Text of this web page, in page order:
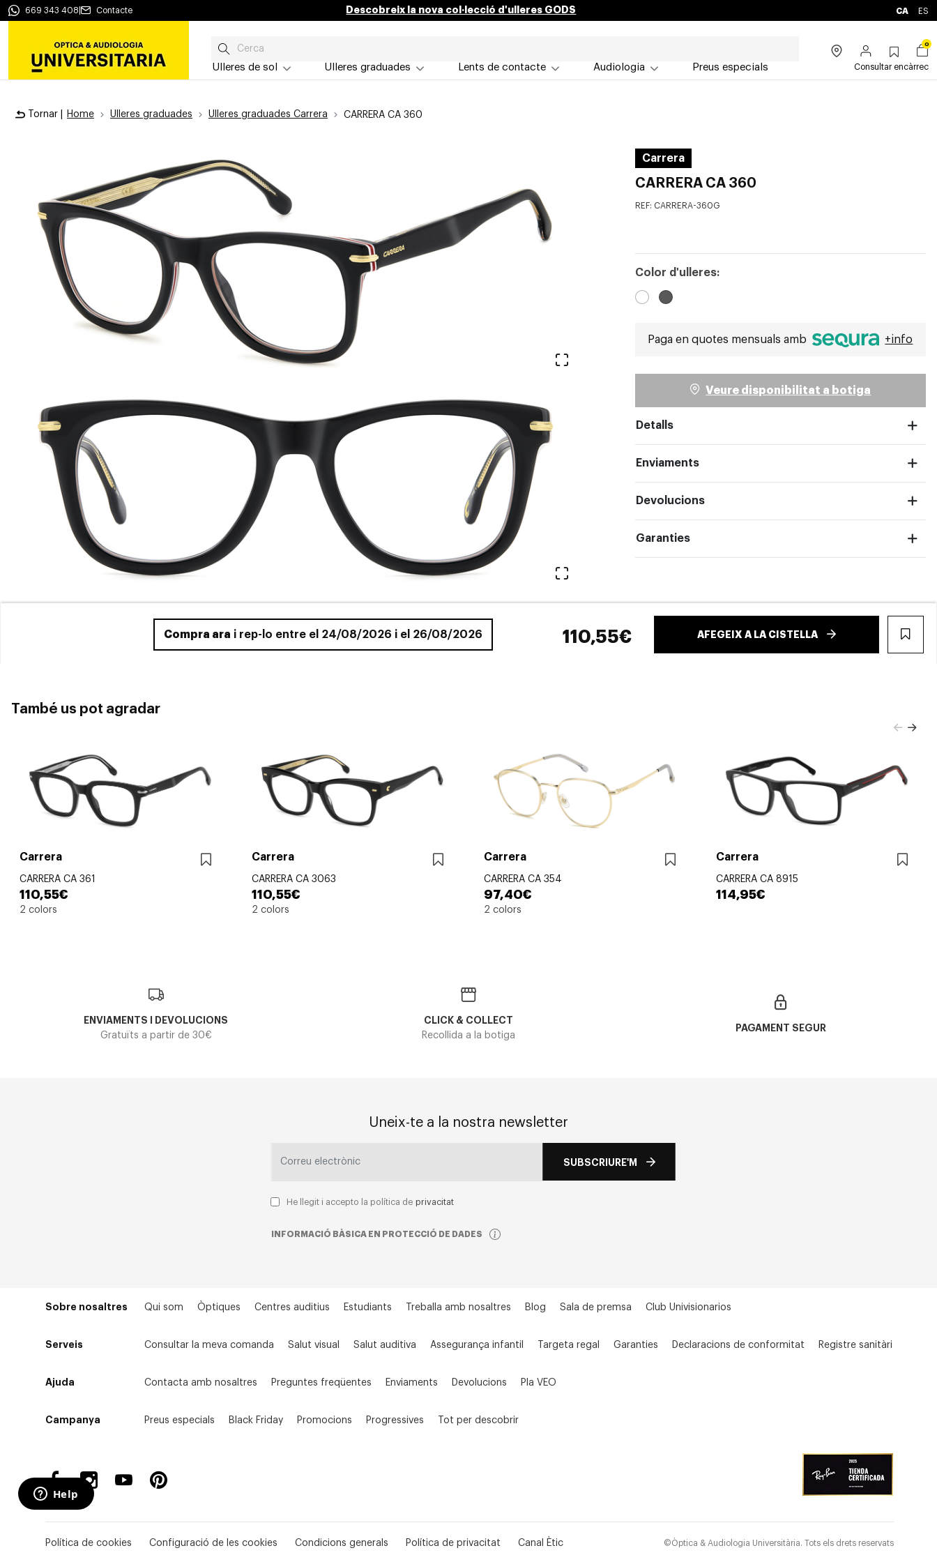
669 343 408 Contacte Descobreix la nova col·lecció d'ulleres GODS CA ES
Ulleres de sol Ulleres graduades Lents de contacte Audiologia Preus especials
0
Consultar encàrrec
Tornar | Home Ulleres graduades Ulleres graduades Carrera CARRERA CA 360
Veure en pantalla completa
Veure en pantalla completa
Carrera
CARRERA CA 360
REF: CARRERA-360G
Color d'ulleres:
Paga en quotes mensuals amb +info
Veure disponibilitat a botiga
Detalls
Enviaments
Devolucions
Garanties
Compra ara i rep-lo entre el 24/08/2026 i el 26/08/2026 110,55€ AFEGEIX A LA CISTELLA
També us pot agradar
Carrera
CARRERA CA 361
110,55€
2 colors
Carrera
CARRERA CA 3063
110,55€
2 colors
Carrera
CARRERA CA 354
97,40€
2 colors
Carrera
CARRERA CA 8915
114,95€
ENVIAMENTS I DEVOLUCIONS
Gratuïts a partir de 30€
CLICK & COLLECT
Recollida a la botiga
PAGAMENT SEGUR
Uneix-te a la nostra newsletter
SUBSCRIURE'M
He llegit i accepto la política de privacitat
INFORMACIÓ BÀSICA EN PROTECCIÓ DE DADES
Sobre nosaltres Qui som Òptiques Centres auditius Estudiants Treballa amb nosaltres Blog Sala de premsa Club Univisionarios
Serveis Consultar la meva comanda Salut visual Salut auditiva Assegurança infantil Targeta regal Garanties Declaracions de conformitat Registre sanitàri
Ajuda Contacta amb nosaltres Preguntes freqüentes Enviaments Devolucions Pla VEO
Campanya Preus especials Black Friday Promocions Progressives Tot per descobrir
Política de cookies Configuració de les cookies Condicions generals Política de privacitat Canal Ètic ©Òptica & Audiologia Universitària. Tots els drets reservats